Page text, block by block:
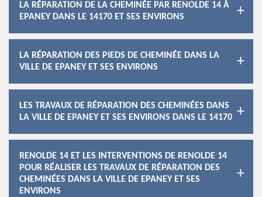
LA RÉPARATION DE LA CHEMINÉE PAR RENOLDE 14 À
EPANEY DANS LE 14170 ET SES ENVIRONS
LA RÉPARATION DES PIEDS DE CHEMINÉE DANS LA
VILLE DE EPANEY ET SES ENVIRONS
LES TRAVAUX DE RÉPARATION DES CHEMINÉES DANS
LA VILLE DE EPANEY ET SES ENVIRONS DANS LE 14170
RENOLDE 14 ET LES INTERVENTIONS DE RENOLDE 14
POUR RÉALISER LES TRAVAUX DE RÉPARATION DES
CHEMINÉES DANS LA VILLE DE EPANEY ET SES
ENVIRONS